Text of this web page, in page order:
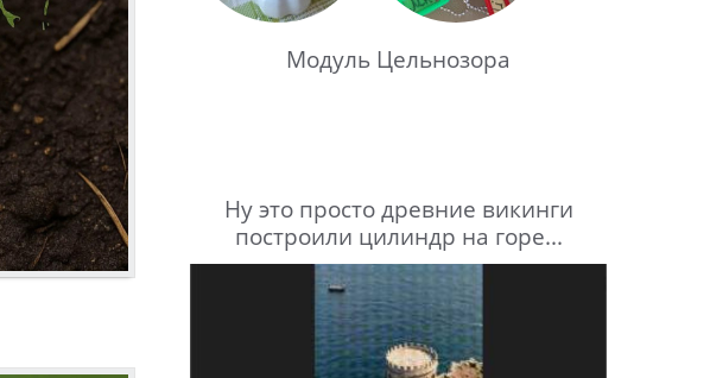
Модуль Цельнозора
Ну это просто древние викинги
построили цилиндр на горе...